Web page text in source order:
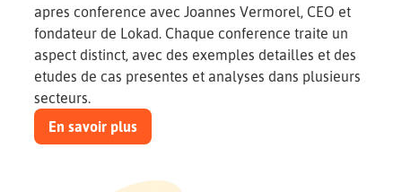
apres conference avec Joannes Vermorel, CEO et
fondateur de Lokad. Chaque conference traite un
aspect distinct, avec des exemples detailles et des
etudes de cas presentes et analyses dans plusieurs
secteurs.
En savoir plus